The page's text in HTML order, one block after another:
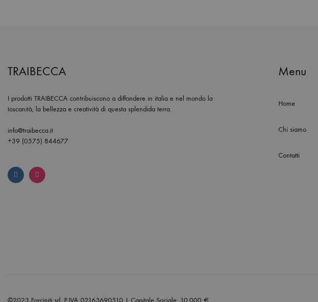
TRAIBECCA
I prodotti TRAIBECCA contribuiscono a diffondere in italia e nel mondo la
toscanità, la bellezza e creatività di questa splendida terra.
info@traibecca.it
+39 (0575) 844677
Menu
Home
Chi siamo
Contatti
©2023 Forciniti srl, P.IVA 02163690510 | Capitale Sociale: 10.000 €